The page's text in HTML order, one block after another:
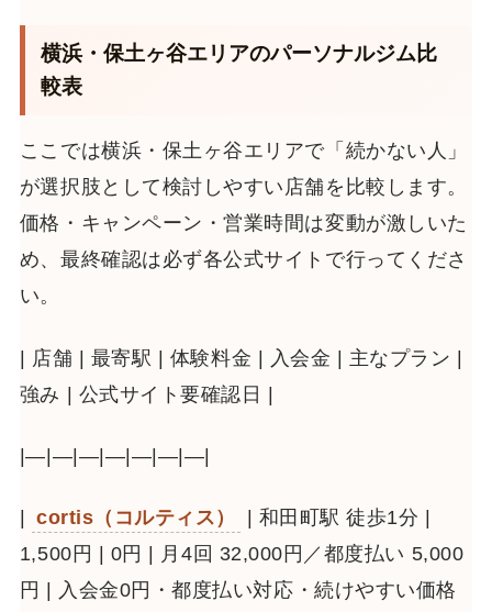
横浜・保土ヶ谷エリアのパーソナルジム比
較表
ここでは横浜・保土ヶ谷エリアで「続かない人」
が選択肢として検討しやすい店舗を比較します。
価格・キャンペーン・営業時間は変動が激しいた
め、最終確認は必ず各公式サイトで行ってくださ
い。
| 店舗 | 最寄駅 | 体験料金 | 入会金 | 主なプラン |
強み | 公式サイト要確認日 |
|—|—|—|—|—|—|—|
cortis（コルティス）
| 和田町駅 徒歩1分 |
1,500円 | 0円 | 月4回 32,000円／都度払い 5,000
円 | 入会金0円・都度払い対応・続けやすい価格